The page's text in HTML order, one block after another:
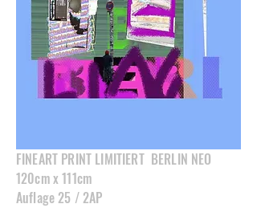
FINEART PRINT LIMITIERT BERLIN NEO
120cm x 111cm
Auflage 25 / 2AP